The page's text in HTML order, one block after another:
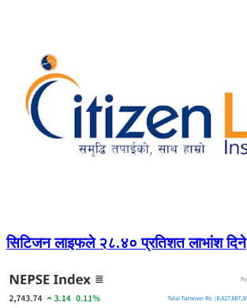
सिटिजन लाइफले २८.४० प्रतिशत लाभांश दिने